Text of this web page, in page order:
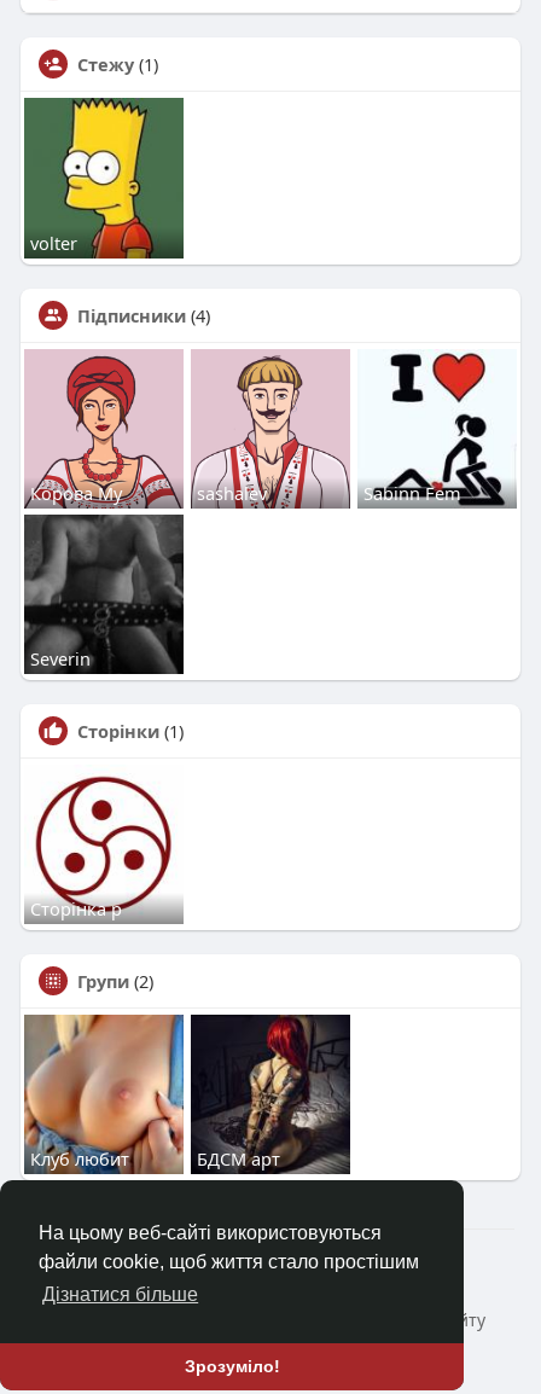
На цьому веб-сайті використовуються
файли cookie, щоб життя стало простішим
Дізнатися більше
Зрозуміло!
Стежу (1)
volter
Підписники (4)
Корова Му sashalev Sabinn Fem
Severin
Сторінки (1)
Сторінка р
Групи (2)
Клуб любит БДСМ арт
2023—2026 © Клуб «Насолода»
Головна
Коротко про
Умови і Правила сайту
Блог
ще
Мова